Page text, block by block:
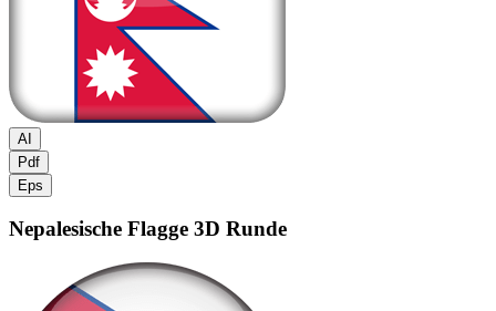
AI
Pdf
Eps
Nepalesische Flagge 3D Runde